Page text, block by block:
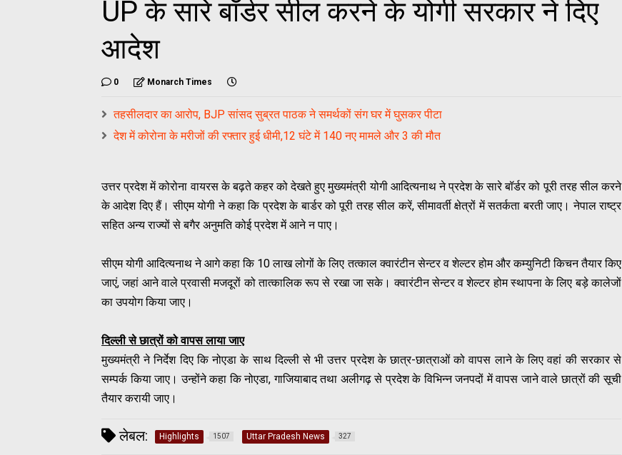
UP के सारे बॉर्डर सील करने के योगी सरकार ने दिए
आदेश
0 Monarch Times
तहसीलदार का आरोप, BJP सांसद सुब्रत पाठक ने समर्थकों संग घर में घुसकर पीटा
देश में कोरोना के मरीजों की रफ्तार हुई धीमी,12 घंटे में 140 नए मामले और 3 की मौत
उत्तर प्रदेश में कोरोना वायरस के बढ़ते कहर को देखते हुए मुख्यमंत्री योगी आदित्यनाथ ने प्रदेश के सारे बॉर्डर को पूरी तरह सील करने
के आदेश दिए हैं। सीएम योगी ने कहा कि प्रदेश के बार्डर को पूरी तरह सील करें, सीमावर्ती क्षेत्रों में सतर्कता बरती जाए। नेपाल राष्ट्र
सहित अन्य राज्यों से बगैर अनुमति कोई प्रदेश में आने न पाए।
सीएम योगी आदित्यनाथ ने आगे कहा कि 10 लाख लोगों के लिए तत्काल क्वारंटीन सेन्टर व शेल्टर होम और कम्युनिटी किचन तैयार किए
जाएं, जहां आने वाले प्रवासी मजदूरों को तात्कालिक रूप से रखा जा सके। क्वारंटीन सेन्टर व शेल्टर होम स्थापना के लिए बड़े कालेजों
का उपयोग किया जाए।
दिल्ली से छात्रों को वापस लाया जाए
मुख्यमंत्री ने निर्देश दिए कि नोएडा के साथ दिल्ली से भी उत्तर प्रदेश के छात्र-छात्राओं को वापस लाने के लिए वहां की सरकार से
सम्पर्क किया जाए। उन्होंने कहा कि नोएडा, गाजियाबाद तथा अलीगढ़ से प्रदेश के विभिन्न जनपदों में वापस जाने वाले छात्रों की सूची
तैयार करायी जाए।
लेबल: Highlights 1507 Uttar Pradesh News 327